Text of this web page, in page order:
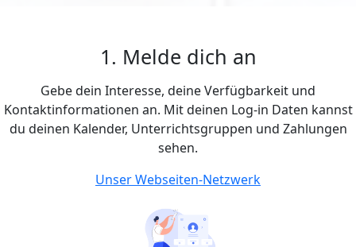
1. Melde dich an
Gebe dein Interesse, deine Verfügbarkeit und
Kontaktinformationen an. Mit deinen Log-in Daten kannst
du deinen Kalender, Unterrichtsgruppen und Zahlungen
sehen.
Unser Webseiten-Netzwerk